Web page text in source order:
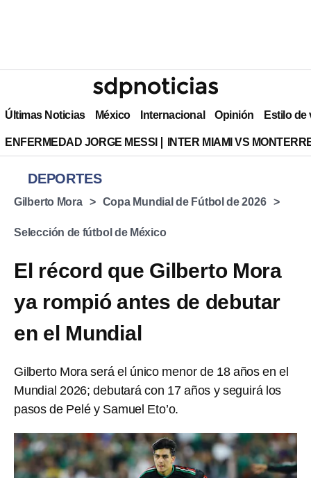
Últimas Noticias México Internacional Opinión Estilo de
ENFERMEDAD JORGE MESSI INTER MIAMI VS
DEPORTES
⁠Gilberto Mora Copa Mundial de Fútbol de 2026
Selección de fútbol de México
El récord que Gilberto Mora
ya rompió antes de debutar
en el Mundial
Gilberto Mora será el único menor de 18 años en el
Mundial 2026; debutará con 17 años y seguirá los
pasos de Pelé y Samuel Eto’o.